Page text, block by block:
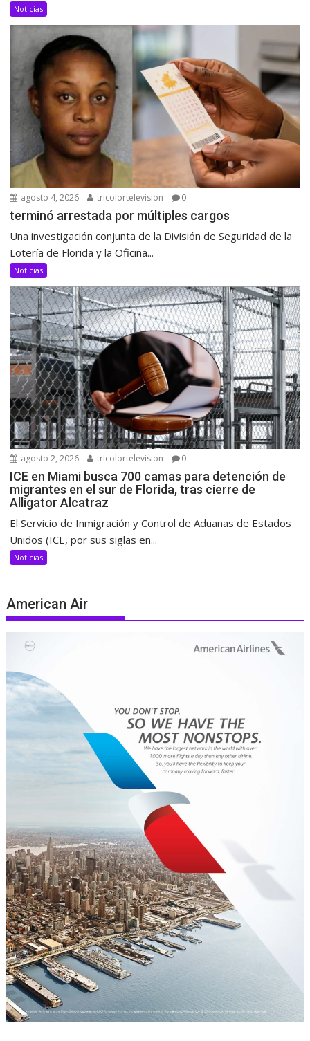
Noticias
agosto 4, 2026 tricolortelevision 0
terminó arrestada por múltiples cargos
Una investigación conjunta de la División de Seguridad de la
Lotería de Florida y la Oficina...
Noticias
agosto 2, 2026 tricolortelevision 0
ICE en Miami busca 700 camas para detención de
migrantes en el sur de Florida, tras cierre de
Alligator Alcatraz
El Servicio de Inmigración y Control de Aduanas de Estados
Unidos (ICE, por sus siglas en...
Noticias
American Air